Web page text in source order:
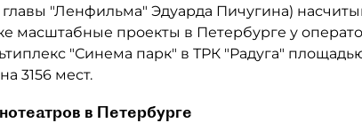
"Ленфильма" Эдуарда Пичугина)
масштабные проекты в Петербурге у
"Синема парк" в ТРК "Радуга"
3156 мест.
в Петербурге